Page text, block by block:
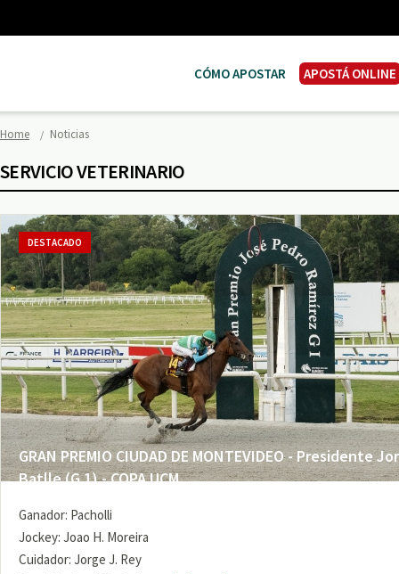
CÓMO APOSTAR APOSTÁ ONLINE
Home Noticias
SERVICIO VETERINARIO
GRAN PREMIO CIUDAD DE MONTEVIDEO - Presidente
Batlle (G 1) - COPA UCM
DESTACADO
Ganador: Pacholli
Jockey: Joao H. Moreira
Cuidador: Jorge J. Rey